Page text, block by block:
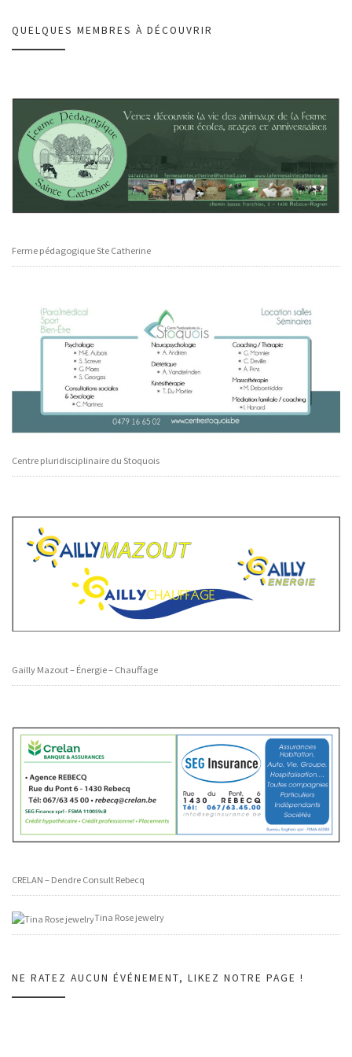
QUELQUES MEMBRES À DÉCOUVRIR
Ferme pédagogique Ste Catherine
Centre pluridisciplinaire du Stoquois
Gailly Mazout – Énergie – Chauffage
CRELAN – Dendre Consult Rebecq
Tina Rose jewelry
NE RATEZ AUCUN ÉVÉNEMENT, LIKEZ NOTRE PAGE !